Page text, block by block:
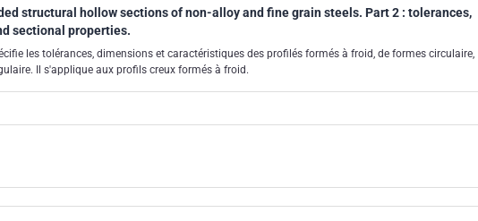
structural hollow sections of non-alloy and fine grain steels. Part 2 : tolerances,
sectional properties.
les tolérances, dimensions et caractéristiques des profilés formés à froid, de formes circulaire,
Il s'applique aux profils creux formés à froid.